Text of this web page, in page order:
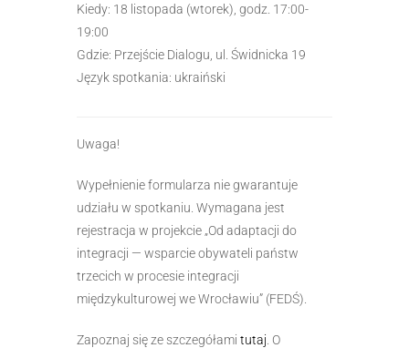
Kiedy: 18 listopada (wtorek), godz. 17:00-
19:00
Gdzie: Przejście Dialogu, ul. Świdnicka 19
Język spotkania: ukraiński
Uwaga!
Wypełnienie formularza nie gwarantuje
udziału w spotkaniu. Wymagana jest
rejestracja w projekcie „Od adaptacji do
integracji — wsparcie obywateli państw
trzecich w procesie integracji
międzykulturowej we Wrocławiu” (FEDŚ).
Zapoznaj się ze szczegółami tutaj . O